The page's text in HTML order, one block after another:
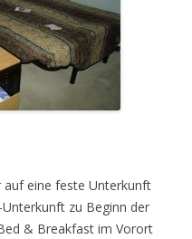
auf eine feste Unterkunft
zu Beginn der
& Breakfast im Vorort